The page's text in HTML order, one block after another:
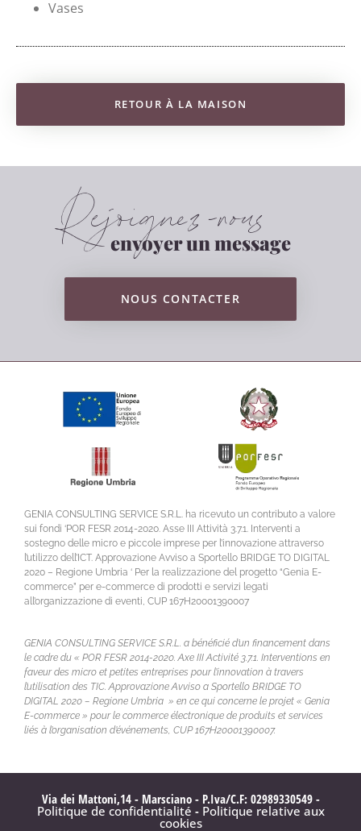
Vases
RETOUR À LA MAISON
Rejoignez-nous
envoyer un message
NOUS CONTACTER
GENIA CONSULTING SERVICE S.R.L. ha ricevuto un contributo a valore
sui fondi ‘POR FESR 2014-2020. Asse III Attività 3.7.1. Interventi a
sostegno delle micro e piccole imprese per l’innovazione attraverso
l’utilizzo dell’ICT. Approvazione Avviso a Sportello BRIDGE TO DIGITAL
2020 – Regione Umbria ‘ Per la realizzazione del progetto “Genia E-
commerce” per e-commerce di prodotti e servizi legati
all’organizzazione di eventi, CUP 167H20001390007
GENIA CONSULTING SERVICE S.R.L. a bénéficié d’un financement dans
le cadre du « POR FESR 2014-2020. Axe III Activité 3.7.1. Interventions en
faveur des micro et petites entreprises pour l’innovation à travers
l’utilisation des TIC. Approvazione Avviso a Sportello BRIDGE TO
DIGITAL 2020 – Regione Umbria » en ce qui concerne le projet « Genia
E-commerce » pour le commerce électronique de produits et services
liés à l’organisation d’événements, CUP 167H20001390007.
Via dei Mattoni,14 - Marsciano - P.Iva/C.F: 02989330549 -
Politique de confidentialité - Politique relative aux
cookies